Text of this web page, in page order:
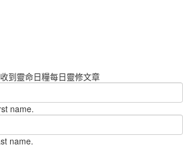
到靈命日糧每日靈修文章
name.
name.